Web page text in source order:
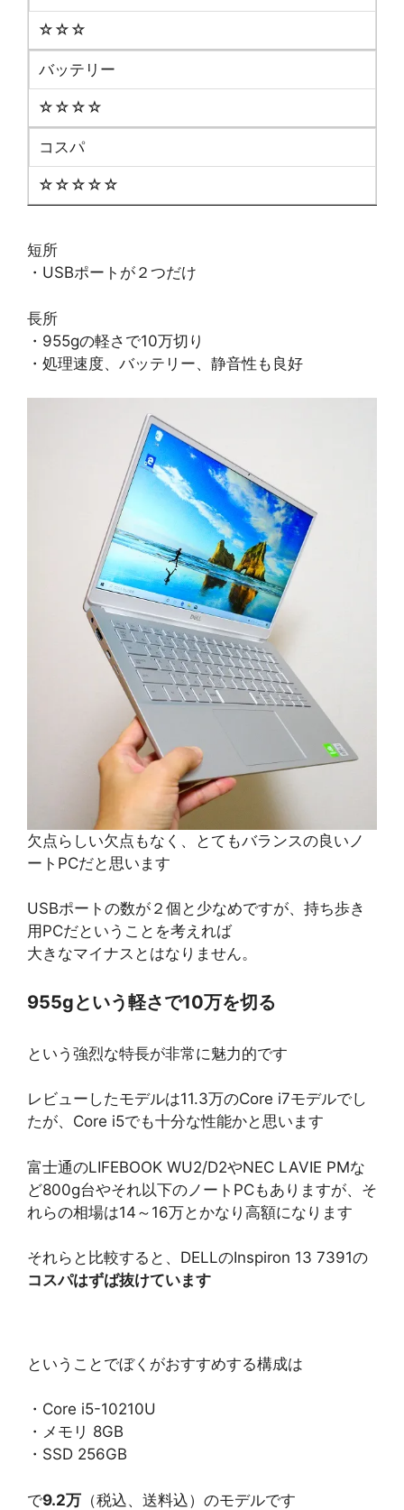
☆☆☆
バッテリー
☆☆☆☆
コスパ
☆☆☆☆☆
短所
・USBポートが２つだけ
長所
・955gの軽さで10万切り
・処理速度、バッテリー、静音性も良好
欠点らしい欠点もなく、とてもバランスの良いノ
ートPCだと思います
USBポートの数が２個と少なめですが、持ち歩き
用PCだということを考えれば
大きなマイナスとはなりません。
955gという軽さで10万を切る
という強烈な特長が非常に魅力的です
レビューしたモデルは11.3万のCore i7モデルでし
たが、Core i5でも十分な性能かと思います
富士通のLIFEBOOK WU2/D2やNEC LAVIE PMな
ど800g台やそれ以下のノートPCもありますが、そ
れらの相場は14～16万とかなり高額になります
それらと比較すると、DELLのInspiron 13 7391の
コスパはずば抜けています
ということでぼくがおすすめする構成は
・Core i5-10210U
・メモリ 8GB
・SSD 256GB
で9.2万 （税込、送料込）のモデルです